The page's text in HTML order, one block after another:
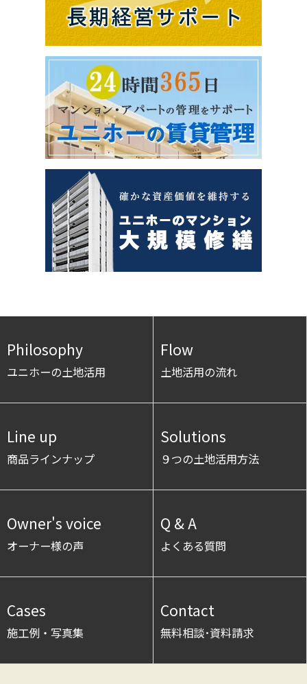
Philosophy
ユニホーの土地活用
Flow
土地活用の流れ
Line up
商品ラインナップ
Solutions
９つの土地活用方法
Owner's voice
オーナー様の声
Q & A
よくある質問
Cases
施工例・写真集
Contact
無料相談･資料請求